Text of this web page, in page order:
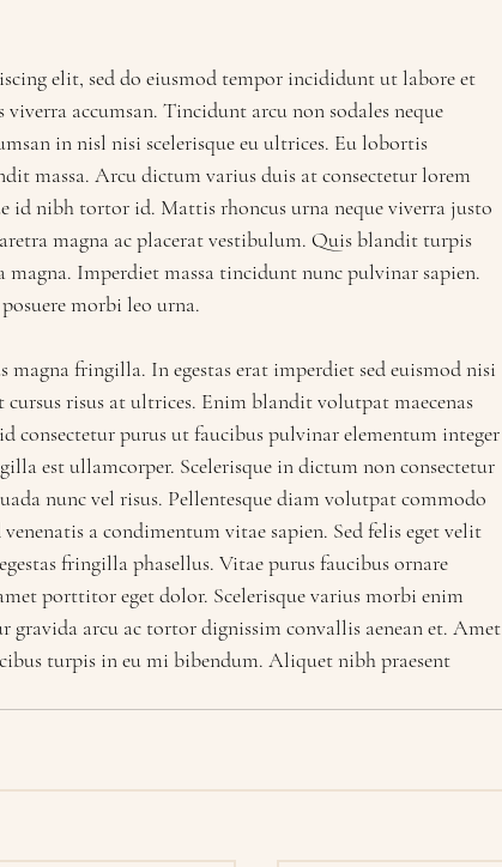
elit, sed do eiusmod tempor incididunt ut labore et
viverra accumsan. Tincidunt arcu non sodales neque
in nisl nisi scelerisque eu ultrices. Eu lobortis
massa. Arcu dictum varius duis at consectetur lorem
id nibh tortor id. Mattis rhoncus urna neque viverra justo
magna ac placerat vestibulum. Quis blandit turpis
magna. Imperdiet massa tincidunt nunc pulvinar sapien.
morbi leo urna.
fringilla. In egestas erat imperdiet sed euismod nisi
risus at ultrices. Enim blandit volutpat maecenas
purus ut faucibus pulvinar elementum integer
est ullamcorper. Scelerisque in dictum non consectetur
nunc vel risus. Pellentesque diam volutpat commodo
a condimentum vitae sapien. Sed felis eget velit
fringilla phasellus. Vitae purus faucibus ornare
porttitor eget dolor. Scelerisque varius morbi enim
gravida arcu ac tortor dignissim convallis aenean et. Amet
turpis in eu mi bibendum. Aliquet nibh praesent